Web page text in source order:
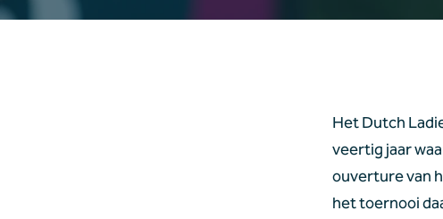
Het Dutch
veertig jaar
ouverture van
het toernooi